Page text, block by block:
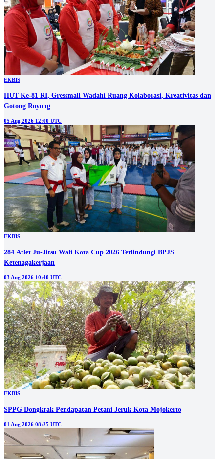
EKBIS
HUT Ke-81 RI, Gressmall Wadahi Ruang Kolaborasi, Kreativitas dan
Gotong Royong
05 Aug 2026 12:00 UTC
EKBIS
284 Atlet Ju-Jitsu Wali Kota Cup 2026 Terlindungi BPJS
Ketenagakerjaan
03 Aug 2026 10:40 UTC
EKBIS
SPPG Dongkrak Pendapatan Petani Jeruk Kota Mojokerto
01 Aug 2026 08:25 UTC